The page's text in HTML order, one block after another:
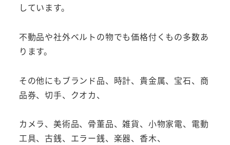
しています。
不動品や社外ベルトの物でも価格付くもの多数あ
ります。
その他にもブランド品、時計、貴金属、宝石、商
品券、切手、クオカ、
カメラ、美術品、骨董品、雑貨、小物家電、電動
工具、古銭、エラー銭、楽器、香木、